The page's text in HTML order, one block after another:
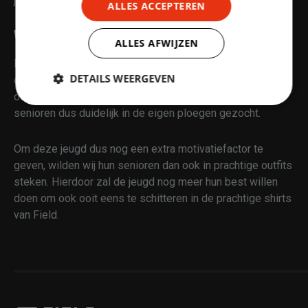
WAT DOEN WIJ?
Bij VT Marke Webis staat hun jeugd centraal. Ze besteden
enorm veel aandacht aan hun jeugd niet alleen op, maar
ook naast het terrein. Bij hen wordt de opvolging van de
senioren dus duidelijk in de eigen ploegen gezocht.
Om deze jeugd dus nog een extra motivatiefactor te
geven, wilden wij hun senioren dan ook in prachtige outfits
steken. Hierdoor zal de jeugd nog meer hun best willen
doen om ook ooit eens te schitteren in de prachtige shirts
van Field.
ALLES ACCEPTEREN
ALLES AFWIJZEN
DETAILS WEERGEVEN
Strikt
noodzakelijk
Prestatie Targeting
Functioneel
Niet-
geclassificeerd